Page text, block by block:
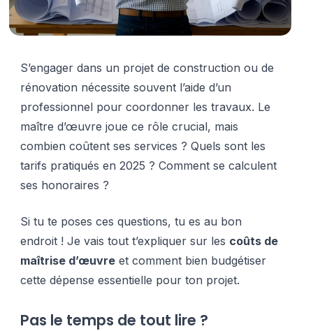
S’engager dans un projet de construction ou de
rénovation nécessite souvent l’aide d’un
professionnel pour coordonner les travaux. Le
maître d’œuvre joue ce rôle crucial, mais
combien coûtent ses services ? Quels sont les
tarifs pratiqués en 2025 ? Comment se calculent
ses honoraires ?
Si tu te poses ces questions, tu es au bon
endroit ! Je vais tout t’expliquer sur les coûts de
maîtrise d’œuvre et comment bien budgétiser
cette dépense essentielle pour ton projet.
Pas le temps de tout lire ?